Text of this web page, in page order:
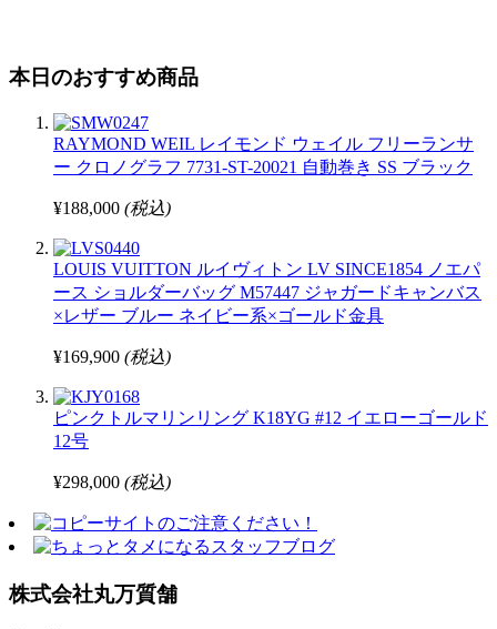
本日のおすすめ商品
RAYMOND WEIL レイモンド ウェイル フリーランサ
ー クロノグラフ 7731-ST-20021 自動巻き SS ブラック
¥188,000 (税込)
LOUIS VUITTON ルイヴィトン LV SINCE1854 ノエパ
ース ショルダーバッグ M57447 ジャガードキャンバス
×レザー ブルー ネイビー系×ゴールド金具
¥169,900 (税込)
ピンクトルマリンリング K18YG #12 イエローゴールド
12号
¥298,000 (税込)
株式会社丸万質舗